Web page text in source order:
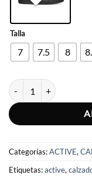
Talla
7 7.5 8
MAINLINE HOMBRE
Categorías:ACTIVE,
Etiquetas:active,